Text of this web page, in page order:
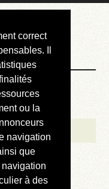
correct
Il
ou la
navigation
que
navigation
à des